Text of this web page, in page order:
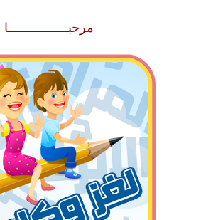
مرحبـــــــــــــــــا